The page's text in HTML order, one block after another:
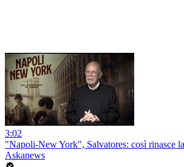
3:02
"Napoli-New York", Salvatores: così rinasce
Askanews